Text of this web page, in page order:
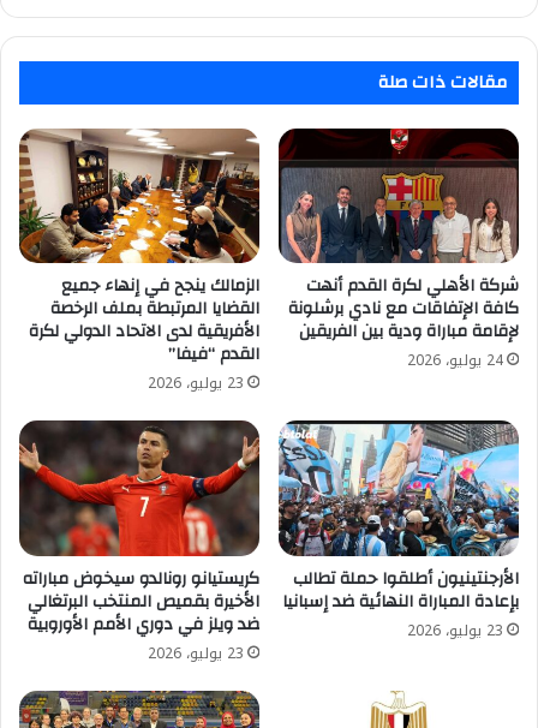
مقالات ذات صلة
شركة الأهلي لكرة القدم أنهت
كافة الإتفاقات مع نادي برشلونة
لإقامة مباراة ودية بين الفريقين
24 يوليو، 2026
الزمالك ينجح في إنهاء جميع
القضايا المرتبطة بملف الرخصة
الأفريقية لدى الاتحاد الدولي لكرة
القدم “فيفا”
23 يوليو، 2026
الأرجنتينيون أطلقوا حملة تطالب
بإعادة المباراة النهائية ضد إسبانيا
23 يوليو، 2026
كريستيانو رونالدو سيخوض مباراته
الأخيرة بقميص المنتخب البرتغالي
ضد ويلز في دوري الأمم الأوروبية
23 يوليو، 2026